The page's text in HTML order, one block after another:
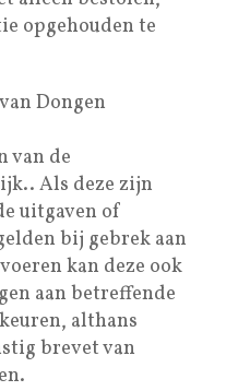
opgehouden te
Dongen
van de
Als deze zijn
uitgaven of
bij gebrek aan
kan deze ook
aan betreffende
althans
brevet van